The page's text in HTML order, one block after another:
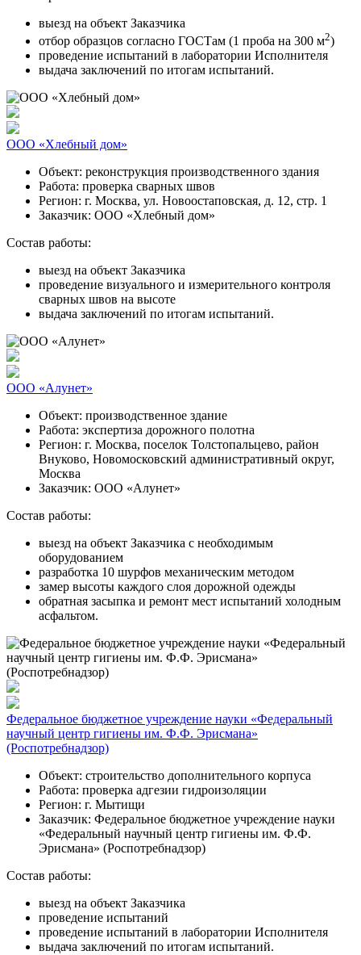
выезд на объект Заказчика
отбор образцов согласно ГОСТам (1 проба на 300 м2)
проведение испытаний в лаборатории Исполнителя
выдача заключений по итогам испытаний.
ООО «Хлебный дом»
Объект: реконструкция производственного здания
Работа: проверка сварных швов
Регион: г. Москва, ул. Новоостаповская, д. 12, стр. 1
Заказчик: ООО «Хлебный дом»
Состав работы:
выезд на объект Заказчика
проведение визуального и измерительного контроля
сварных швов на высоте
выдача заключений по итогам испытаний.
ООО «Алунет»
Объект: производственное здание
Работа: экспертиза дорожного полотна
Регион: г. Москва, поселок Толстопальцево, район
Внуково, Новомосковский административный округ,
Москва
Заказчик: ООО «Алунет»
Состав работы:
выезд на объект Заказчика с необходимым
оборудованием
разработка 10 шурфов механическим методом
замер высоты каждого слоя дорожной одежды
обратная засыпка и ремонт мест испытаний холодным
асфальтом.
Федеральное бюджетное учреждение науки «Федеральный
научный центр гигиены им. Ф.Ф. Эрисмана»
(Роспотребнадзор)
Объект: строительство дополнительного корпуса
Работа: проверка адгезии гидроизоляции
Регион: г. Мытищи
Заказчик: Федеральное бюджетное учреждение науки
«Федеральный научный центр гигиены им. Ф.Ф.
Эрисмана» (Роспотребнадзор)
Состав работы:
выезд на объект Заказчика
проведение испытаний
проведение испытаний в лаборатории Исполнителя
выдача заключений по итогам испытаний.